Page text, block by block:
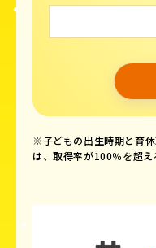
※子どもの出生時期と育
は、取得率が100％を超え